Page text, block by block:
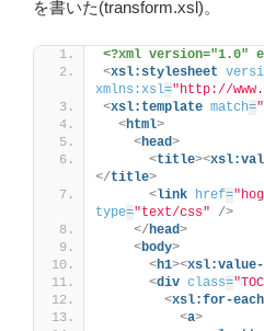
を書いた(transform.xsl)。
<?xml version="1.0"
<xsl:stylesheet
xmlns:xsl="http://
<xsl:template match=
<html>
<head>
<title><
</title>
<link href=
type="text/css"
/>
</head>
<body>
<h1><
<div class=
<xsl:for-each
<a>